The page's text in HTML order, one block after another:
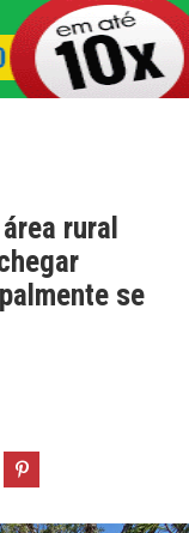
rural
se